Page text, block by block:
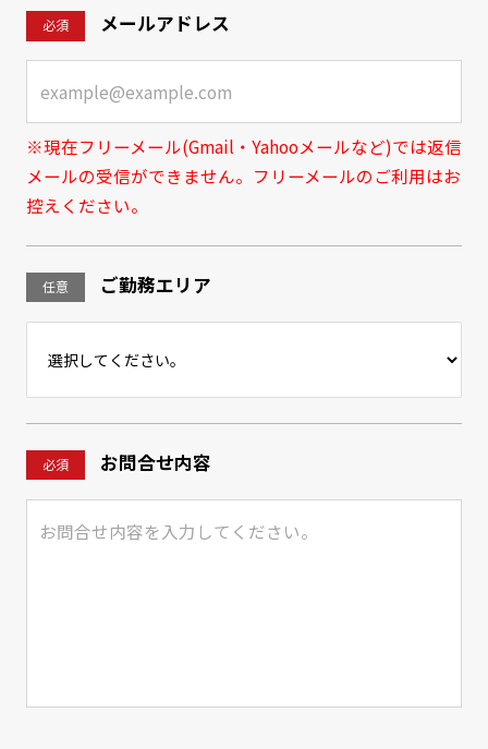
必須 メールアドレス
※現在フリーメール(Gmail・Yahooメールなど)では返信
メールの受信ができません。フリーメールのご利用はお
控えください。
任意 ご勤務エリア
必須 お問合せ内容